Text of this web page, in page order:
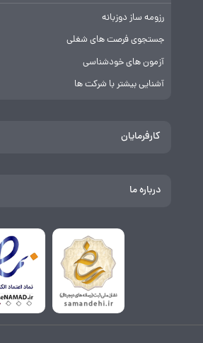
رزومه ساز دوزبانه
جستجوی فرصت های شغلی
آزمون های خودشناسی
آشنایی بیشتر با شرکت ها
کارفرمایان
درباره ما